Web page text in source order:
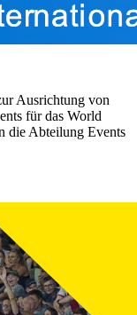
Ausrichtung von
für das World
die Abteilung Events